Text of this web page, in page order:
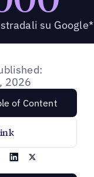
su Google*
2026
of Content